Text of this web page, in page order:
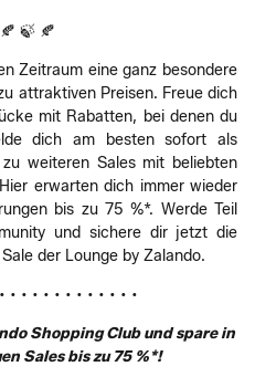
🍃 🍂
Zeitraum eine ganz besondere
attraktiven Preisen. Freue dich
mit Rabatten, bei denen du
dich am besten sofort als
weiteren Sales mit beliebten
erwarten dich immer wieder
bis zu 75 %*. Werde Teil
und sichere dir jetzt die
der Lounge by Zalando.
• • • • • • • • • • • •
Shopping Club und spare in
Sales bis zu 75 %*!